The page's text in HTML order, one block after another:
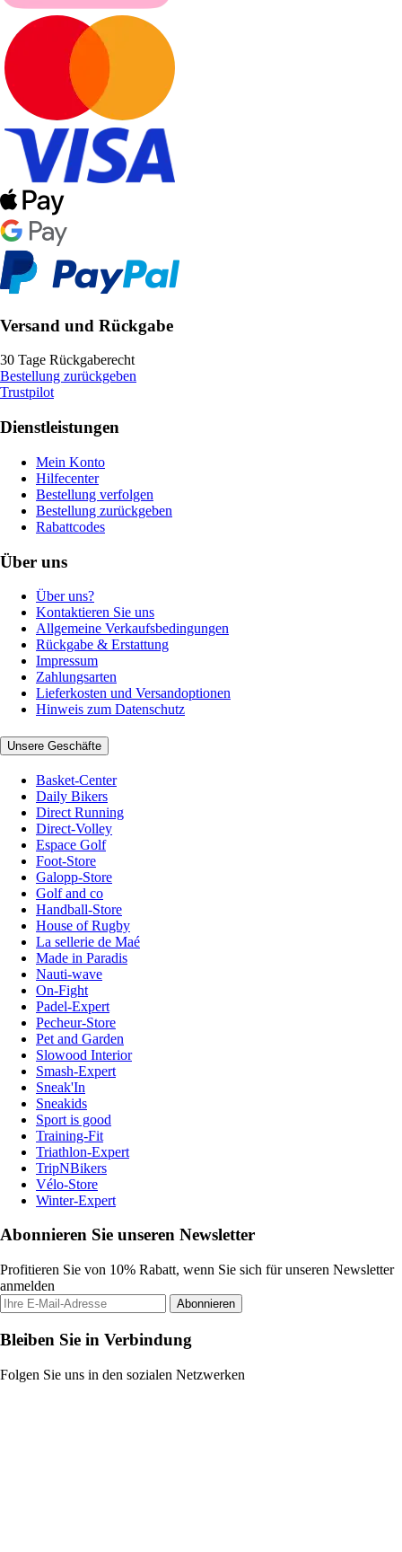
Versand und Rückgabe
30 Tage Rückgaberecht
Bestellung zurückgeben
Trustpilot
Dienstleistungen
Mein Konto
Hilfecenter
Bestellung verfolgen
Bestellung zurückgeben
Rabattcodes
Über uns
Über uns?
Kontaktieren Sie uns
Allgemeine Verkaufsbedingungen
Rückgabe & Erstattung
Impressum
Zahlungsarten
Lieferkosten und Versandoptionen
Hinweis zum Datenschutz
Unsere Geschäfte
Basket-Center
Daily Bikers
Direct Running
Direct-Volley
Espace Golf
Foot-Store
Galopp-Store
Golf and co
Handball-Store
House of Rugby
La sellerie de Maé
Made in Paradis
Nauti-wave
On-Fight
Padel-Expert
Pecheur-Store
Pet and Garden
Slowood Interior
Smash-Expert
Sneak'In
Sneakids
Sport is good
Training-Fit
Triathlon-Expert
TripNBikers
Vélo-Store
Winter-Expert
Abonnieren Sie unseren Newsletter
Profitieren Sie von 10% Rabatt, wenn Sie sich für unseren Newsletter
anmelden
Abonnieren
Bleiben Sie in Verbindung
Folgen Sie uns in den sozialen Netzwerken